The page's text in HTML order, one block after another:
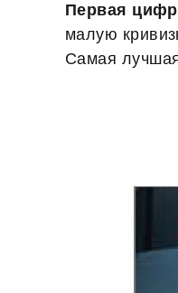
Первая
малую
Самая